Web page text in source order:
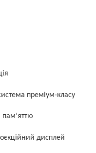
преміум-класу
пам’яттю
дисплей